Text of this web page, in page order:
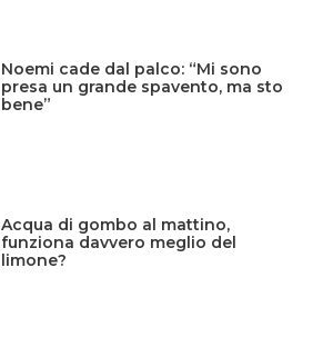
Noemi cade dal palco: “Mi sono
presa un grande spavento, ma sto
bene”
Acqua di gombo al mattino,
funziona davvero meglio del
limone?